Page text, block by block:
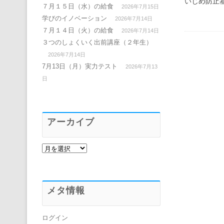
７月１５日（水）の給食 2026年7月15日
学びのイノベーション 2026年7月14日
７月１４日（火）の給食 2026年7月14日
３つのしょくいく出前講座（２年生）
2026年7月14日
7月13日（月）実力テスト
2026年7月13
日
アーカイブ
アーカイブ
メタ情報
ログイン